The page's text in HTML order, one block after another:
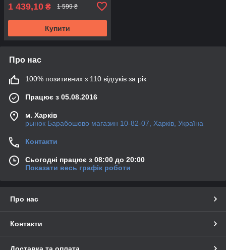
1 439,10 ₴ 1 599 ₴
Купити
Про нас
100% позитивних з 110 відгуків за рік
Працює з 05.08.2016
м. Харків
рынок Барабошово магазин 10-82-07, Харків, Україна
Контакти
Сьогодні працює з 08:00 до 20:00
Показати весь графік роботи
Про нас
Контакти